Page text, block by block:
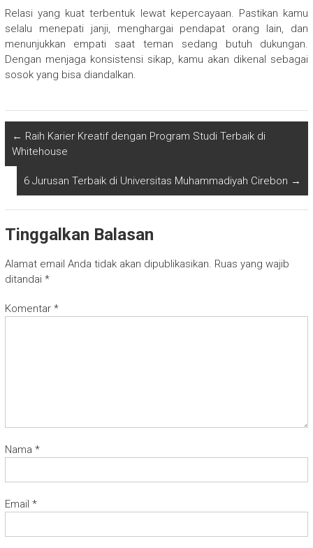
Relasi yang kuat terbentuk lewat kepercayaan. Pastikan kamu
selalu menepati janji, menghargai pendapat orang lain, dan
menunjukkan empati saat teman sedang butuh dukungan.
Dengan menjaga konsistensi sikap, kamu akan dikenal sebagai
sosok yang bisa diandalkan.
← Raih Karier Kreatif dengan Program Studi Terbaik di
Whitehouse
6 Jurusan Terbaik di Universitas Muhammadiyah Cirebon →
Tinggalkan Balasan
Alamat email Anda tidak akan dipublikasikan. Ruas yang wajib
ditandai *
Komentar *
Nama *
Email *